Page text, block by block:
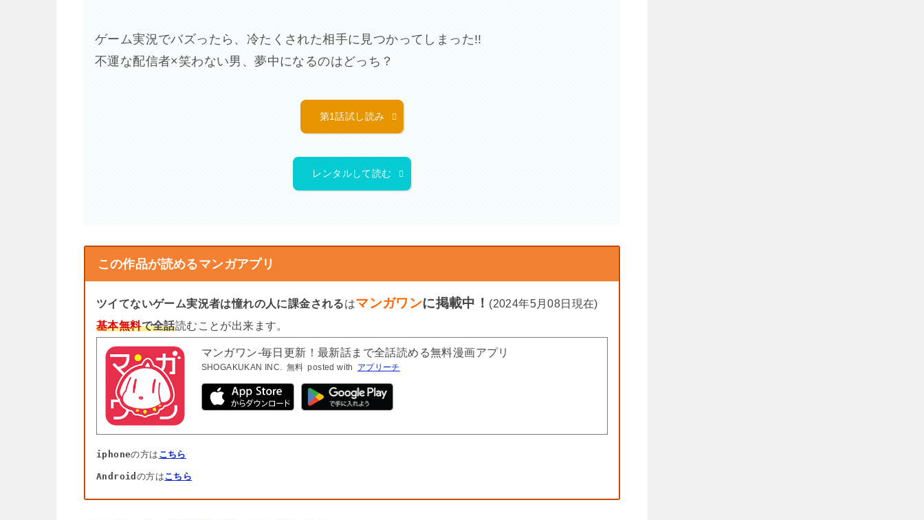
ゲーム実況でバズったら、冷たくされた相手に見つかってしまった!!
不運な配信者×笑わない男、夢中になるのはどっち？
第1話試し読み
レンタルして読む
この作品が読めるマンガアプリ
ツイてないゲーム実況者は憧れの人に課金されるはマンガワンに掲載中！ (2024年5月08日現在)
基本無料で全話読むことが出来ます。
マンガワン-毎日更新！最新話まで全話読める無料漫画アプリ
SHOGAKUKAN INC. 無料 posted with アプリーチ
iphoneの方は こちら
Android の方はこちら